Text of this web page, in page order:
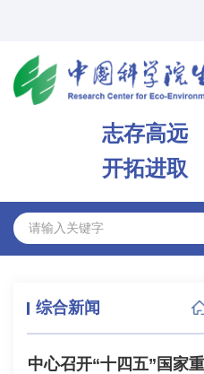
志存高远
开拓进取
综合新闻
中心召开“十四五”国家